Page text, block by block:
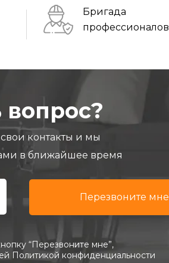
Бригада
профессионалов
вопрос?
свои контакты и мы
в ближайшее время
“Перезвоните мне”,
Политикой конфиденциальности